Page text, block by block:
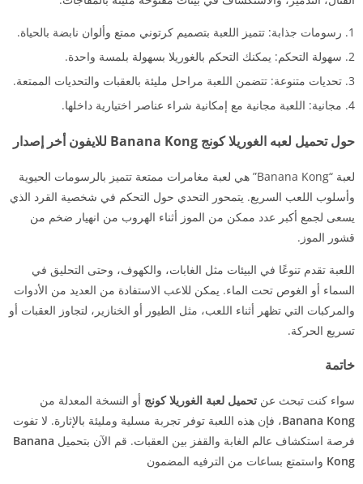
رسومات جذابة: تتميز اللعبة بتصميم كرتوني ممتع وألوان نابضة بالحياة.
سهولة التحكم: يمكنك التحكم بالغوريلا بسهولة بلمسة واحدة.
تحديات متنوعة: تتضمن اللعبة مراحل مليئة بالعقبات والتحديات الممتعة.
مجانية: اللعبة مجانية مع إمكانية شراء عناصر اختيارية داخلها.
حول تحميل لعبه الغوريلا كونج Banana Kong للايفون أخر إصدار
لعبة “Banana Kong” هي لعبة مغامرات ممتعة تتميز بالرسومات الحيوية
وأسلوب اللعب السريع. يتمحور التحدي حول التحكم في شخصية القرد الذي
يسعى لجمع أكبر عدد ممكن من الموز أثناء الهروب من انهيار ضخم من
قشور الموز.
اللعبة تقدم تنوعًا في البيئات مثل الغابات، والكهوف، وحتى التحليق في
السماء أو الغوص تحت الماء. يمكن للاعب الاستفادة من العديد من الأدوات
والمركبات التي تظهر أثناء اللعب، مثل الطيور أو الخنازير، لتجاوز العقبات أو
تسريع الحركة.
خاتمة
سواء كنت تبحث عن تحميل لعبة الغوريلا كونج أو النسخة المعدلة من
Banana Kong، فإن هذه اللعبة توفر تجربة مسلية ومليئة بالإثارة. لا تفوت
فرصة استكشاف عالم الغابة والقفز بين العقبات. قم الآن بتحميل Banana
Kong واستمتع بساعات من الترفيه المضمون